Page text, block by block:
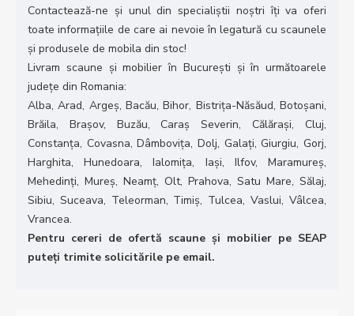
Contactează-ne și unul din specialiștii noștri îți va oferi
toate informațiile de care ai nevoie în legatură cu scaunele
și produsele de mobila din stoc!
Livram scaune și mobilier în București și în următoarele
județe din Romania:
Alba, Arad, Argeș, Bacău, Bihor, Bistrița-Năsăud, Botoșani,
Brăila, Brașov, Buzău, Caraș Severin, Călărași, Cluj,
Constanța, Covasna, Dâmbovița, Dolj, Galați, Giurgiu, Gorj,
Harghita, Hunedoara, Ialomița, Iași, Ilfov, Maramureș,
Mehedinți, Mureș, Neamț, Olt, Prahova, Satu Mare, Sălaj,
Sibiu, Suceava, Teleorman, Timiș, Tulcea, Vaslui, Vâlcea,
Vrancea.
Pentru cereri de ofertă scaune și mobilier pe SEAP
puteți trimite solicitările pe email.